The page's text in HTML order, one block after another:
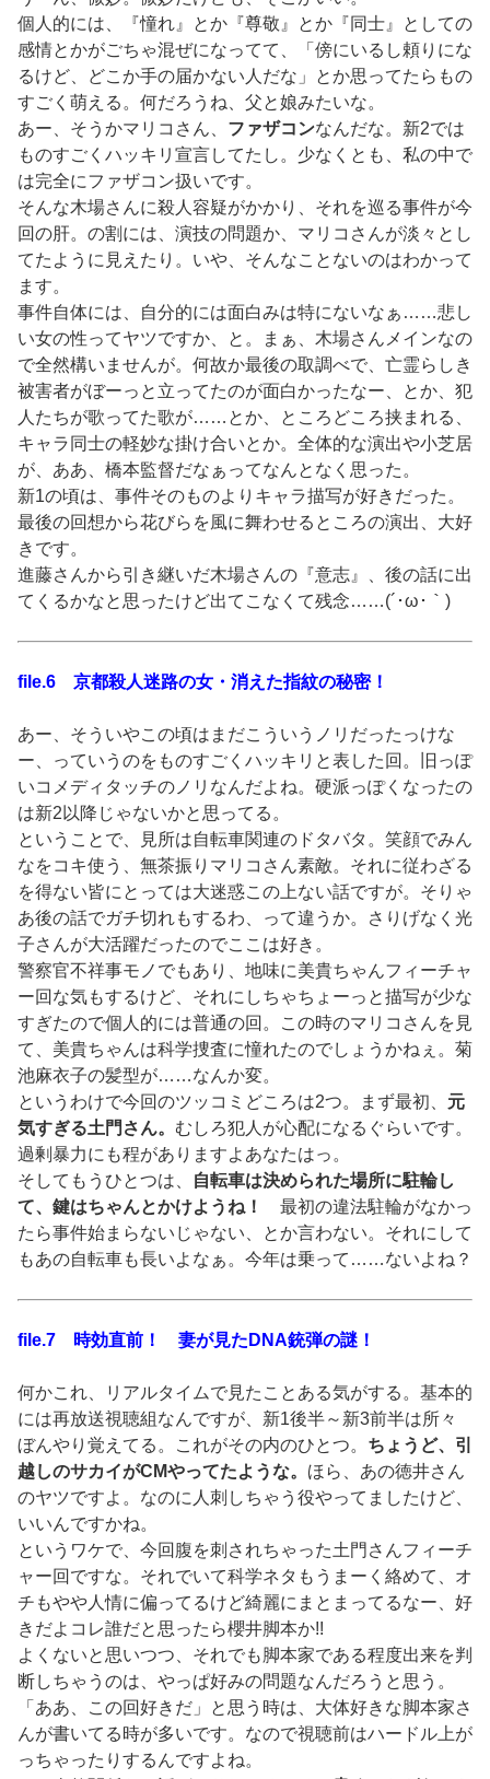
個人的には、『憧れ』とか『尊敬』とか『同士』としての
感情とかがごちゃ混ぜになってて、「傍にいるし頼りにな
るけど、どこか手の届かない人だな」とか思ってたらもの
すごく萌える。何だろうね、父と娘みたいな。
あー、そうかマリコさん、 ファザコンなんだな。新2では
ものすごくハッキリ宣言してたし。少なくとも、私の中で
は完全にファザコン扱いです。
そんな木場さんに殺人容疑がかかり、それを巡る事件が今
回の肝。の割には、演技の問題か、マリコさんが淡々とし
てたように見えたり。いや、そんなことないのはわかって
ます。
事件自体には、自分的には面白みは特にないなぁ……悲し
い女の性ってヤツですか、と。まぁ、木場さんメインなの
で全然構いませんが。何故か最後の取調べで、亡霊らしき
被害者がぼーっと立ってたのが面白かったなー、とか、犯
人たちが歌ってた歌が……とか、ところどころ挟まれる、
キャラ同士の軽妙な掛け合いとか。全体的な演出や小芝居
が、ああ、橋本監督だなぁってなんとなく思った。
新1の頃は、事件そのものよりキャラ描写が好きだった。
最後の回想から花びらを風に舞わせるところの演出、大好
きです。
進藤さんから引き継いだ木場さんの『意志』、後の話に出
てくるかなと思ったけど出てこなくて残念……(´･ω･｀)
file.6 京都殺人迷路の女・消えた指紋の秘密！
あー、そういやこの頃はまだこういうノリだったっけな
ー、っていうのをものすごくハッキリと表した回。旧っぽ
いコメディタッチのノリなんだよね。硬派っぽくなったの
は新2以降じゃないかと思ってる。
ということで、見所は自転車関連のドタバタ。笑顔でみん
なをコキ使う、無茶振りマリコさん素敵。それに従わざる
を得ない皆にとっては大迷惑この上ない話ですが。そりゃ
あ後の話でガチ切れもするわ、って違うか。さりげなく光
子さんが大活躍だったのでここは好き。
警察官不祥事モノでもあり、地味に美貴ちゃんフィーチャ
ー回な気もするけど、それにしちゃちょーっと描写が少な
すぎたので個人的には普通の回。この時のマリコさんを見
て、美貴ちゃんは科学捜査に憧れたのでしょうかねぇ。菊
池麻衣子の髪型が……なんか変。
というわけで今回のツッコミどころは2つ。まず最初、 元
気すぎる土門さん。 むしろ犯人が心配になるぐらいです。
過剰暴力にも程がありますよあなたはっ。
そしてもうひとつは、
自転車は決められた場所に駐輪し
て、鍵はちゃんとかけようね！
最初の違法駐輪がなかっ
たら事件始まらないじゃない、とか言わない。それにして
もあの自転車も長いよなぁ。今年は乗って……ないよね？
file.7 時効直前！ 妻が見たDNA銃弾の謎！
何かこれ、リアルタイムで見たことある気がする。基本的
には再放送視聴組なんですが、新1後半～新3前半は所々
ぼんやり覚えてる。これがその内のひとつ。 ちょうど、引
越しのサカイがCMやってたような。 ほら、あの徳井さん
のヤツですよ。なのに人刺しちゃう役やってましたけど、
いいんですかね。
というワケで、今回腹を刺されちゃった土門さんフィーチ
ャー回ですな。それでいて科学ネタもうまーく絡めて、オ
チもやや人情に偏ってるけど綺麗にまとまってるなー、好
きだよコレ誰だと思ったら櫻井脚本か!!
よくないと思いつつ、それでも脚本家である程度出来を判
断しちゃうのは、やっぱ好みの問題なんだろうと思う。
「ああ、この回好きだ」と思う時は、大体好きな脚本家さ
んが書いてる時が多いです。なので視聴前はハードル上が
っちゃったりするんですよね。